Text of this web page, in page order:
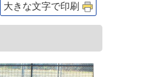
大きな文字で印刷